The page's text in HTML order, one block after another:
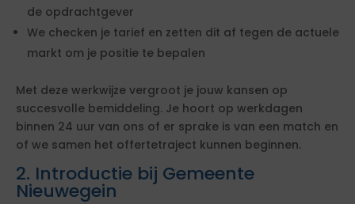
de opdrachtgever
We checken je tarief en zetten dit af tegen de actuele
markt om je positie te bepalen
Met deze werkwijze vergroot je jouw kansen op
succesvolle bemiddeling. Je hoort op werkdagen
binnen 24 uur van ons of er sprake is van een match en
of we samen het offertetraject kunnen beginnen.
2. Introductie bij Gemeente
Nieuwegein